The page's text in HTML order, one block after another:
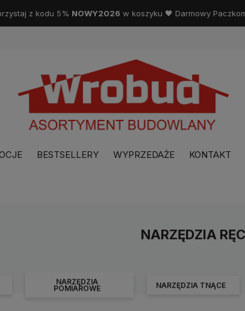
z kodu 5% NOWY2026 w koszyku 🖤 Darmowy
BESTSELLERY WYPRZEDAŻE KONTAKT
NARZĘDZIA
NARZĘDZIA
POMIAROWE NARZĘDZIA TNĄCE